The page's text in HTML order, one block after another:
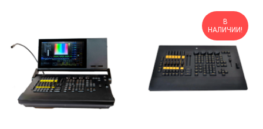
В
НАЛИЧИИ!